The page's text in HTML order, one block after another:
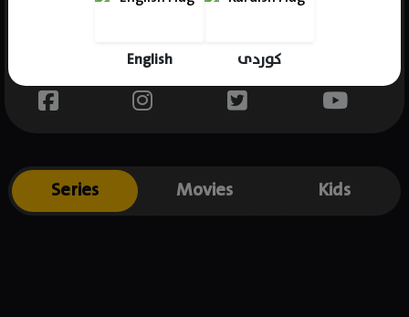
English کوردی
Gender : male
Place of birth : Philippines
Series Movies Kids